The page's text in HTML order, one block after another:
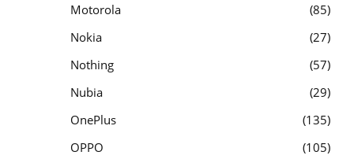
Motorola
85
Nokia
27
Nothing
57
Nubia
29
OnePlus
135
OPPO
105